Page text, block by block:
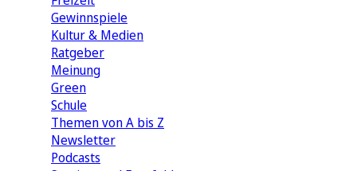
Gewinnspiele
Kultur & Medien
Ratgeber
Meinung
Green
Schule
Themen von A bis Z
Newsletter
Podcasts